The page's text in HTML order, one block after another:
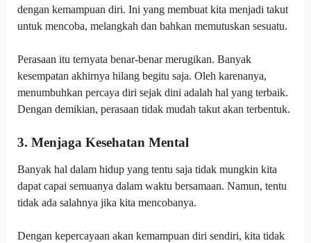
dengan kemampuan diri. Ini yang membuat kita menjadi takut
untuk mencoba, melangkah dan bahkan memutuskan sesuatu.
Perasaan itu ternyata benar-benar merugikan. Banyak
kesempatan akhirnya hilang begitu saja. Oleh karenanya,
menumbuhkan percaya diri sejak dini adalah hal yang terbaik.
Dengan demikian, perasaan tidak mudah takut akan terbentuk.
3. Menjaga Kesehatan Mental
Banyak hal dalam hidup yang tentu saja tidak mungkin kita
dapat capai semuanya dalam waktu bersamaan. Namun, tentu
tidak ada salahnya jika kita mencobanya.
Dengan kepercayaan akan kemampuan diri sendiri, kita tidak